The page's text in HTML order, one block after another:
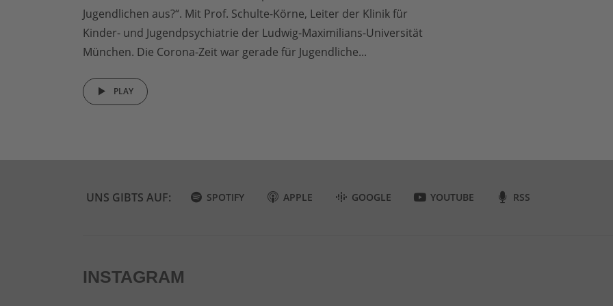
Jugendlichen aus?“. Mit Prof. Schulte-Körne, Leiter der Klinik für
Kinder- und Jugendpsychiatrie der Ludwig-Maximilians-Universität
München. Die Corona-Zeit war gerade für Jugendliche...
PLAY
UNS GIBTS AUF: SPOTIFY APPLE GOOGLE YOUTUBE RSS
INSTAGRAM